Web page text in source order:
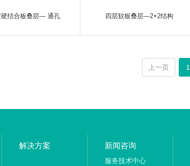
硬结合板叠层— 通孔 四层软板叠层—2+2结构
上一页 1
解决方案 新闻咨询
服务技术中心